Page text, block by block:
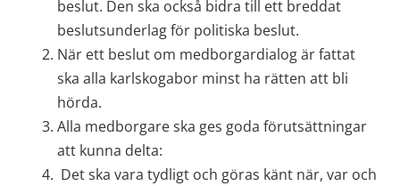
beslut. Den ska också bidra till ett breddat
beslutsunderlag för politiska beslut.
När ett beslut om medborgardialog är fattat
ska alla karlskogabor minst ha rätten att bli
hörda.
Alla medborgare ska ges goda förutsättningar
att kunna delta:
Det ska vara tydligt och göras känt när, var och